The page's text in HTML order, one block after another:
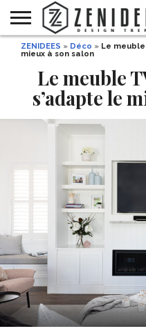
HOME
DE
FÊTE
BEAUTÉ
ZENIDEES » Déco » Le
mieux à son salon
Le meuble
s’adapte le